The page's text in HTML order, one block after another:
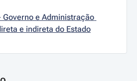
Governo e Administração
e indireta do Estado